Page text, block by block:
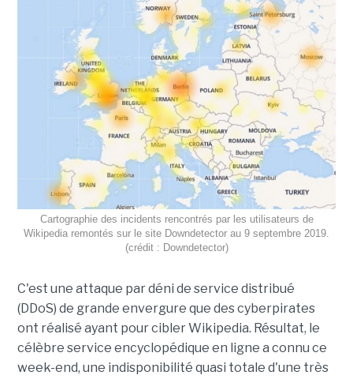
Cartographie des incidents rencontrés par les utilisateurs de
Wikipedia remontés sur le site Downdetector au 9 septembre 2019.
(crédit : Downdetector)
C'est une attaque par déni de service distribué
(DDoS) de grande envergure que des cyberpirates
ont réalisé ayant pour cibler Wikipedia. Résultat, le
célèbre service encyclopédique en ligne a connu ce
week-end, une indisponibilité quasi totale d'une très